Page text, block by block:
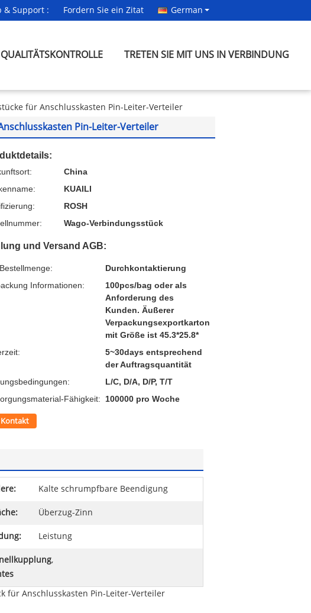
& Support : Fordern Sie ein Zitat German
QUALITÄTSKONTROLLE TRETEN SIE MIT UNS IN VERBINDUNG
für Anschlusskasten Pin-Leiter-Verteiler
Pin-Leiter-Verteiler
China
KUAILI
ROSH
Wago-Verbindungsstück
und Versand AGB:
Durchkontaktierung
Informationen:
100pcs/bag oder als
Anforderung des
Kunden. Äußerer
Verpackungsexportkarton
mit Größe ist 45.3*25.8*
5~30days entsprechend
der Auftragsquantität
L/C, D/A, D/P, T/T
Fähigkeit:
100000 pro Woche
Kontakt
Kalte schrumpfbare Beendigung
Überzug-Zinn
Leistung
,
für Anschlusskasten Pin-Leiter-Verteiler